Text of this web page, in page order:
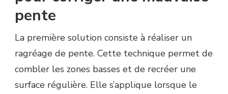
pente
La première solution consiste à réaliser un
ragréage de pente. Cette technique permet de
combler les zones basses et de recréer une
surface régulière. Elle s’applique lorsque le